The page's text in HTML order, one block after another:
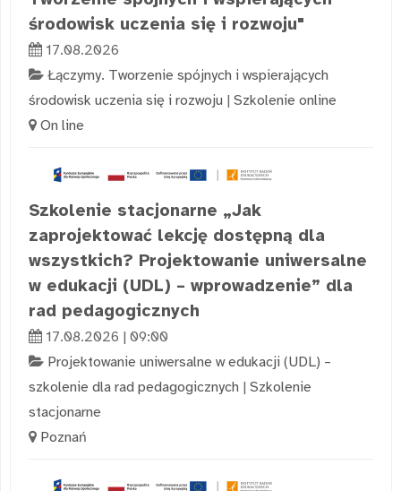
środowisk uczenia się i rozwoju"
17.08.2026
Łączymy. Tworzenie spójnych i wspierających
środowisk uczenia się i rozwoju | Szkolenie online
On line
Szkolenie stacjonarne „Jak
zaprojektować lekcję dostępną dla
wszystkich? Projektowanie uniwersalne
w edukacji (UDL) – wprowadzenie” dla
rad pedagogicznych
17.08.2026 | 09:00
Projektowanie uniwersalne w edukacji (UDL) –
szkolenie dla rad pedagogicznych | Szkolenie
stacjonarne
Poznań